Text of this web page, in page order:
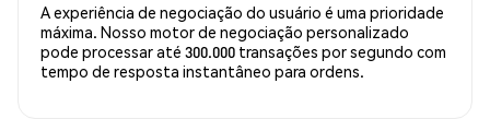
A experiência de negociação do usuário é uma prioridade
máxima. Nosso motor de negociação personalizado
pode processar até 300.000 transações por segundo com
tempo de resposta instantâneo para ordens.